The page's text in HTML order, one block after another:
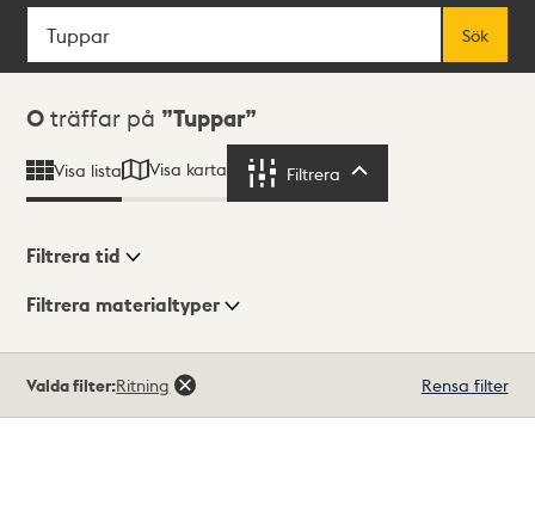
Sök
Sök
Sökresultat
0 träffar på Tuppar
Visa lista Visa karta Filtrera
Visningsläge
Filtrera tid
Filtrera materialtyper
träffar
Valda filter:Ritning Rensa filter